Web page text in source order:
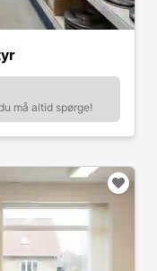
må altid spørge!